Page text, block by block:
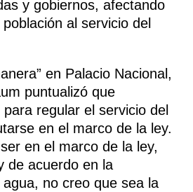
y gobiernos, afectando
al servicio del
en Palacio Nacional,
puntualizó que
regular el servicio del
en el marco de la ley.
en el marco de la ley,
de acuerdo en la
no creo que sea la